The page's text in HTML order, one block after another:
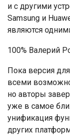
и с другими
Samsung и
являются
100% Валерий
Пока версия
всеми
но авторы
уже в самое
унификация
других